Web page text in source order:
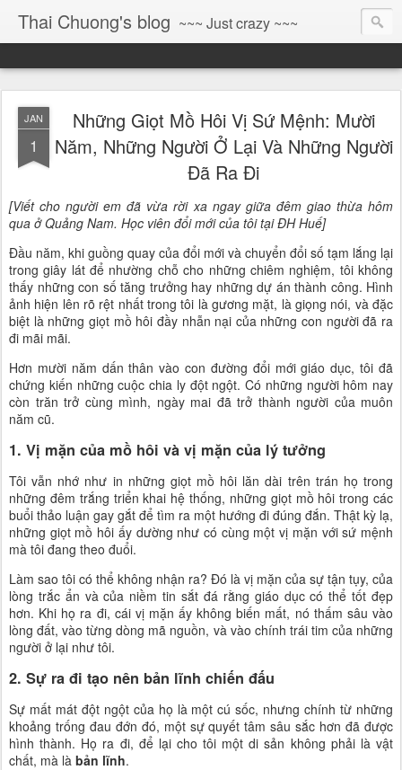
Thai Chuong's blog ~~~ Just crazy ~~~
JAN
1
Những Giọt Mồ Hôi Vị Sứ Mệnh: Mười
Năm, Những Người Ở Lại Và Những Người
Đã Ra Đi
[Viết cho người em đã vừa rời xa ngay giữa đêm giao thừa hôm
qua ở Quảng Nam. Học viên đổi mới của tôi tại ĐH Huế]
Đầu năm, khi guồng quay của đổi mới và chuyển đổi số tạm lắng lại
trong giây lát để nhường chỗ cho những chiêm nghiệm, tôi không
thấy những con số tăng trưởng hay những dự án thành công. Hình
ảnh hiện lên rõ rệt nhất trong tôi là gương mặt, là giọng nói, và đặc
biệt là những giọt mồ hôi đầy nhẫn nại của những con người đã ra
đi mãi mãi.
Hơn mười năm dấn thân vào con đường đổi mới giáo dục, tôi đã
chứng kiến những cuộc chia ly đột ngột. Có những người hôm nay
còn trăn trở cùng mình, ngày mai đã trở thành người của muôn
năm cũ.
1. Vị mặn của mồ hôi và vị mặn của lý tưởng
Tôi vẫn nhớ như in những giọt mồ hôi lăn dài trên trán họ trong
những đêm trắng triển khai hệ thống, những giọt mồ hôi trong các
buổi thảo luận gay gắt để tìm ra một hướng đi đúng đắn. Thật kỳ lạ,
những giọt mồ hôi ấy dường như có cùng một vị mặn với sứ mệnh
mà tôi đang theo đuổi.
Làm sao tôi có thể không nhận ra? Đó là vị mặn của sự tận tụy, của
lòng trắc ẩn và của niềm tin sắt đá rằng giáo dục có thể tốt đẹp
hơn. Khi họ ra đi, cái vị mặn ấy không biến mất, nó thấm sâu vào
lòng đất, vào từng dòng mã nguồn, và vào chính trái tim của những
người ở lại như tôi.
2. Sự ra đi tạo nên bản lĩnh chiến đấu
Sự mất mát đột ngột của họ là một cú sốc, nhưng chính từ những
khoảng trống đau đớn đó, một sự quyết tâm sâu sắc hơn đã được
hình thành. Họ ra đi, để lại cho tôi một di sản không phải là vật
chất, mà là bản lĩnh.